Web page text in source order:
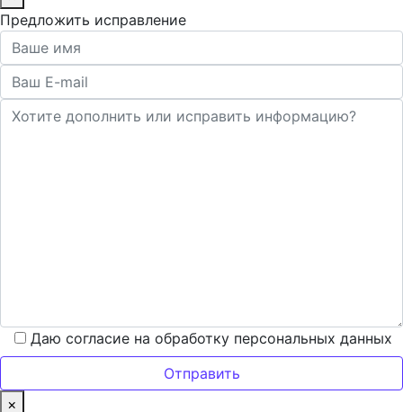
Предложить исправление
Даю согласие на обработку персональных данных
×